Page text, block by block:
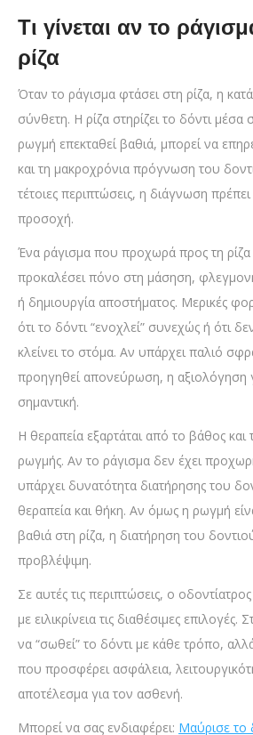
Τι γίνεται αν το
ρίζα
Όταν το ράγισμα φτάσει στη ρίζα, η
σύνθετη. Η ρίζα στηρίζει το δόντι μέσα
ρωγμή επεκταθεί βαθιά, μπορεί να
και τη μακροχρόνια πρόγνωση του
τέτοιες περιπτώσεις, η διάγνωση
προσοχή.
Ένα ράγισμα που προχωρά προς τη ρίζα
προκαλέσει πόνο στη μάσηση,
ή δημιουργία αποστήματος. Μερικές
ότι το δόντι “ενοχλεί” συνεχώς ή ότι
κλείνει το στόμα. Αν υπάρχει παλιό
προηγηθεί απονεύρωση, η αξιολόγηση
σημαντική.
Η θεραπεία εξαρτάται από το βάθος και
ρωγμής. Αν το ράγισμα δεν έχει
υπάρχει δυνατότητα διατήρησης του
θεραπεία και θήκη. Αν όμως η ρωγμή
βαθιά στη ρίζα, η διατήρηση του
προβλέψιμη.
Σε αυτές τις περιπτώσεις, ο
με ειλικρίνεια τις διαθέσιμες
να “σωθεί” το δόντι με κάθε τρόπο,
που προσφέρει ασφάλεια,
αποτέλεσμα για τον ασθενή.
Μπορεί να σας ενδιαφέρει: Μαύρισε το